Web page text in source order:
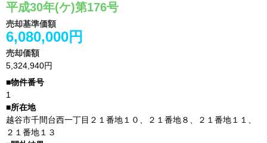
平成30年(ケ)第176号
売却基準価額
6,080,000円
売却価額
5,324,940円
1
越谷市千間台西一丁目２１番地１０、２１番地８、２１番地１１、
２１番地１３